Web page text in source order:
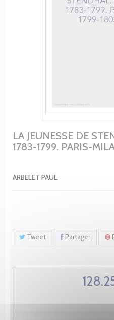
LA JEUNESSE DE
1783-1799. PARIS-
ARBELET PAUL
Tweet Partager